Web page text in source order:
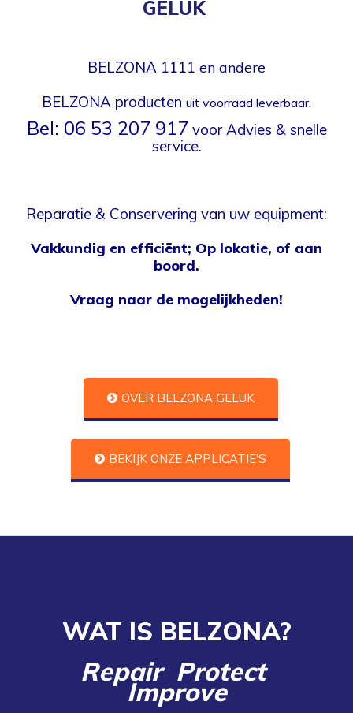
GELUK
BELZONA 1111 en andere
BELZONA producten uit voorraad leverbaar.
Bel: 06 53 207 917 voor Advies & snelle
service.
Reparatie & Conservering van uw equipment:
Vakkundig en efficiënt; Op lokatie, of aan
boord.
Vraag naar de mogelijkheden!
OVER BELZONA GELUK
BEKIJK ONZE APPLICATIE'S
WAT IS BELZONA?
Repair Protect
Improve